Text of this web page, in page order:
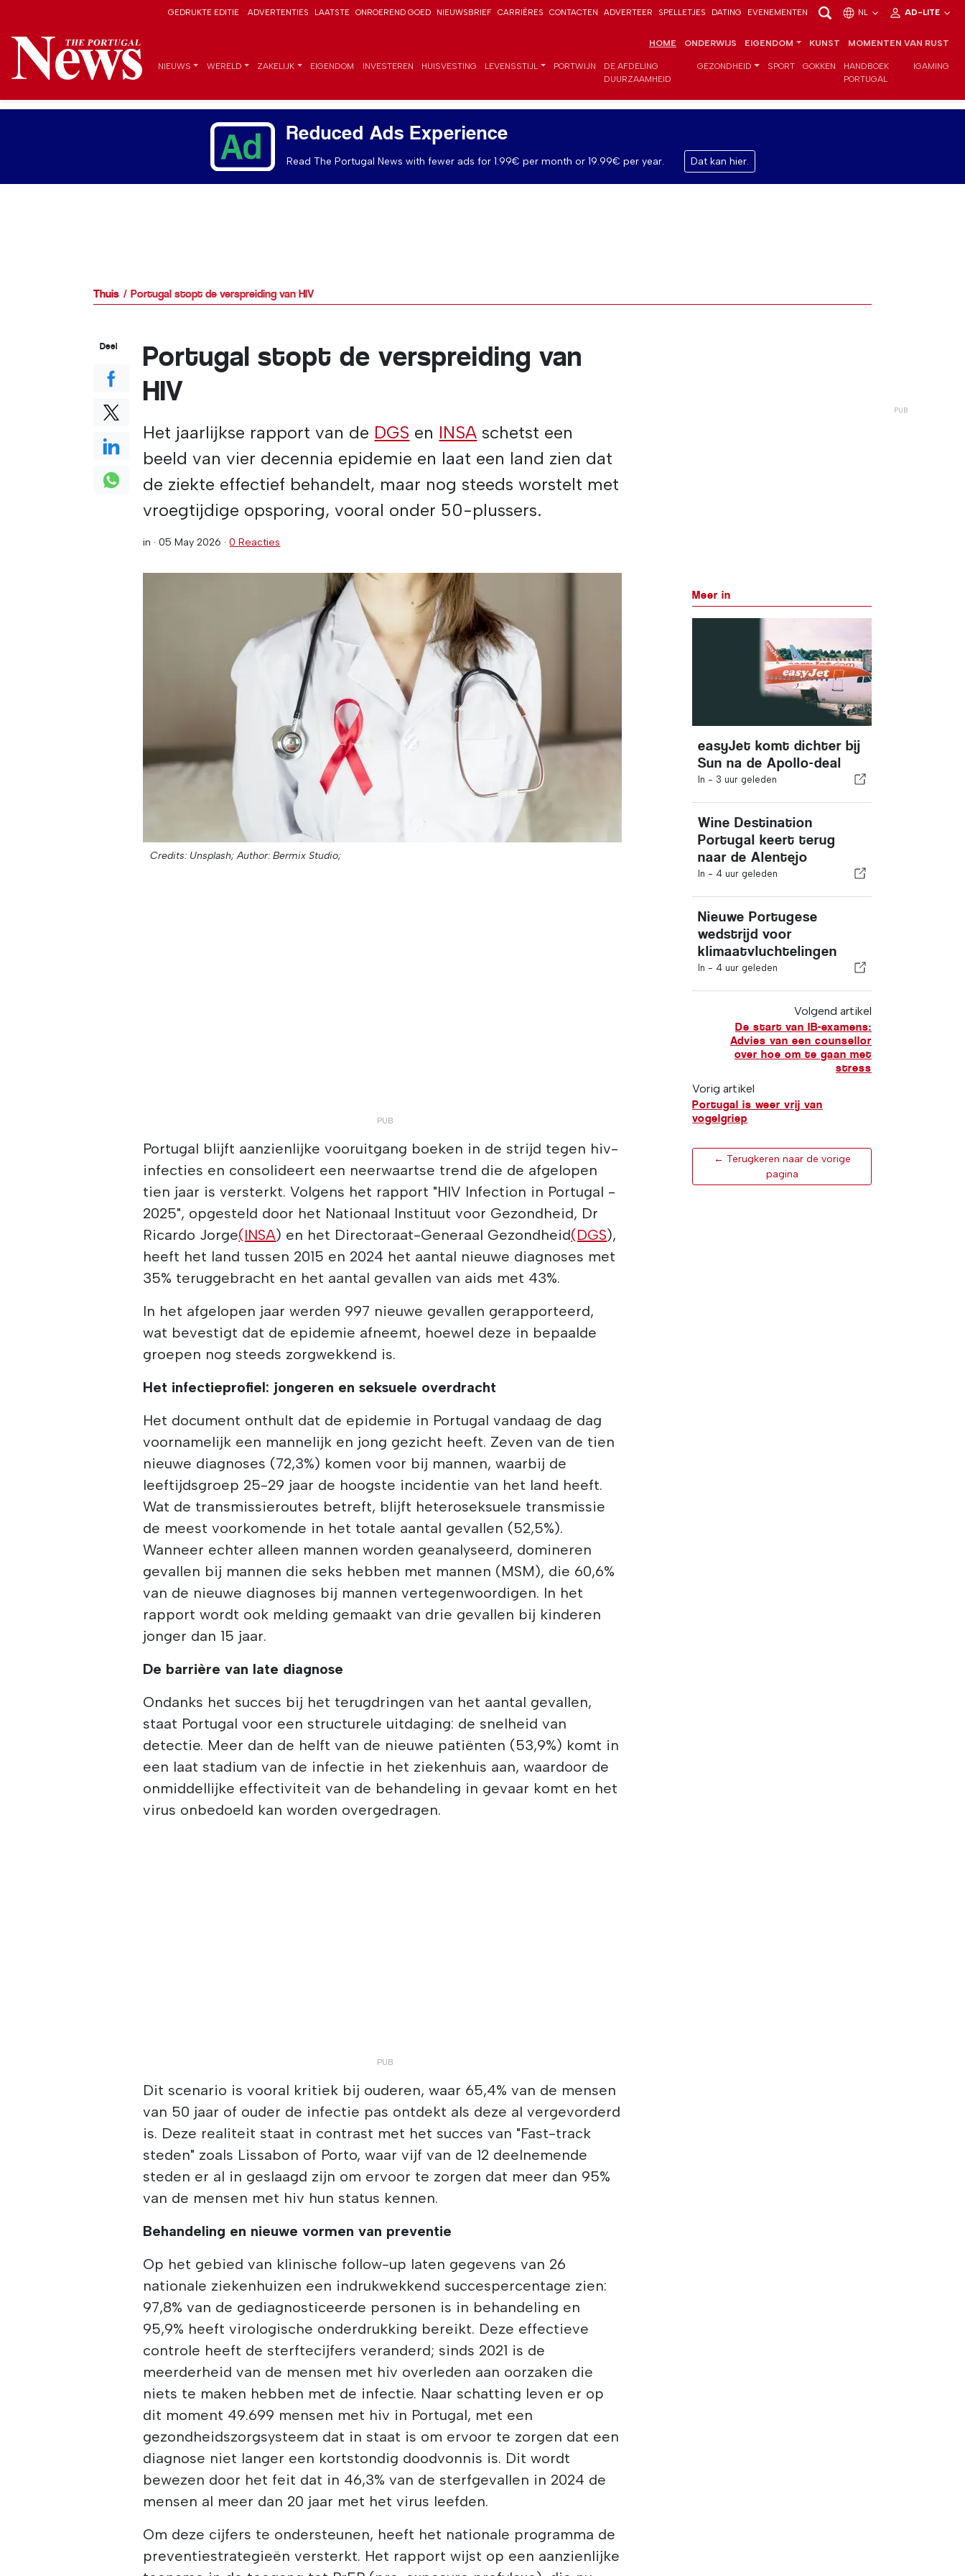
GEDRUKTE EDITIE ADVERTENTIES LAATSTE ONROEREND GOED NIEUWSBRIEF CARRIÈRES CONTACTEN ADVERTEER SPELLETJES DATING EVENEMENTEN NL AD-LITE
HOME ONDERWIJS EIGENDOM KUNST MOMENTEN VAN RUST
NIEUWS WERELD ZAKELIJK EIGENDOM INVESTEREN HUISVESTING LEVENSSTIJL PORTWIJN
DE AFDELING
DUURZAAMHEID
GEZONDHEID SPORT GOKKEN
HANDBOEK
PORTUGAL
IGAMING
Reduced Ads Experience
Read The Portugal News with fewer ads for 1.99€ per month or 19.99€ per year. Dat kan hier.
Thuis Portugal stopt de verspreiding van HIV
Portugal stopt de verspreiding van
HIV
Het jaarlijkse rapport van de DGS en INSA schetst een
beeld van vier decennia epidemie en laat een land zien dat
de ziekte effectief behandelt, maar nog steeds worstelt met
vroegtijdige opsporing, vooral onder 50-plussers.
in ·05 May 2026 ·0 Reacties
Credits: Unsplash; Author: Bermix Studio;
Portugal blijft aanzienlijke vooruitgang boeken in de strijd tegen hiv-
infecties en consolideert een neerwaartse trend die de afgelopen
tien jaar is versterkt. Volgens het rapport "HIV Infection in Portugal -
2025", opgesteld door het Nationaal Instituut voor Gezondheid, Dr
Ricardo Jorge(INSA) en het Directoraat-Generaal Gezondheid(DGS),
heeft het land tussen 2015 en 2024 het aantal nieuwe diagnoses met
35% teruggebracht en het aantal gevallen van aids met 43%.
In het afgelopen jaar werden 997 nieuwe gevallen gerapporteerd,
wat bevestigt dat de epidemie afneemt, hoewel deze in bepaalde
groepen nog steeds zorgwekkend is.
Het infectieprofiel: jongeren en seksuele overdracht
Het document onthult dat de epidemie in Portugal vandaag de dag
voornamelijk een mannelijk en jong gezicht heeft. Zeven van de tien
nieuwe diagnoses (72,3%) komen voor bij mannen, waarbij de
leeftijdsgroep 25-29 jaar de hoogste incidentie van het land heeft.
Wat de transmissieroutes betreft, blijft heteroseksuele transmissie
de meest voorkomende in het totale aantal gevallen (52,5%).
Wanneer echter alleen mannen worden geanalyseerd, domineren
gevallen bij mannen die seks hebben met mannen (MSM), die 60,6%
van de nieuwe diagnoses bij mannen vertegenwoordigen. In het
rapport wordt ook melding gemaakt van drie gevallen bij kinderen
jonger dan 15 jaar.
De barrière van late diagnose
Ondanks het succes bij het terugdringen van het aantal gevallen,
staat Portugal voor een structurele uitdaging: de snelheid van
detectie. Meer dan de helft van de nieuwe patiënten (53,9%) komt in
een laat stadium van de infectie in het ziekenhuis aan, waardoor de
onmiddellijke effectiviteit van de behandeling in gevaar komt en het
virus onbedoeld kan worden overgedragen.
Dit scenario is vooral kritiek bij ouderen, waar 65,4% van de mensen
van 50 jaar of ouder de infectie pas ontdekt als deze al vergevorderd
is. Deze realiteit staat in contrast met het succes van "Fast-track
steden" zoals Lissabon of Porto, waar vijf van de 12 deelnemende
steden er al in geslaagd zijn om ervoor te zorgen dat meer dan 95%
van de mensen met hiv hun status kennen.
Behandeling en nieuwe vormen van preventie
Op het gebied van klinische follow-up laten gegevens van 26
nationale ziekenhuizen een indrukwekkend succespercentage zien:
97,8% van de gediagnosticeerde personen is in behandeling en
95,9% heeft virologische onderdrukking bereikt. Deze effectieve
controle heeft de sterftecijfers veranderd; sinds 2021 is de
meerderheid van de mensen met hiv overleden aan oorzaken die
niets te maken hebben met de infectie. Naar schatting leven er op
dit moment 49.699 mensen met hiv in Portugal, met een
gezondheidszorgsysteem dat in staat is om ervoor te zorgen dat een
diagnose niet langer een kortstondig doodvonnis is. Dit wordt
bewezen door het feit dat in 46,3% van de sterfgevallen in 2024 de
mensen al meer dan 20 jaar met het virus leefden.
Om deze cijfers te ondersteunen, heeft het nationale programma de
preventiestrategieën versterkt. Het rapport wijst op een aanzienlijke
Deel
Meer in
easyJet komt dichter bij
Sun na de Apollo-deal
In - 3 uur geleden
Wine Destination
Portugal keert terug
naar de Alentejo
In - 4 uur geleden
Nieuwe Portugese
wedstrijd voor
klimaatvluchtelingen
In - 4 uur geleden
Volgend artikel
De start van IB-examens:
Advies van een counsellor
over hoe om te gaan met
stress
Vorig artikel
Portugal is weer vrij van
vogelgriep
← Terugkeren naar de vorige
pagina